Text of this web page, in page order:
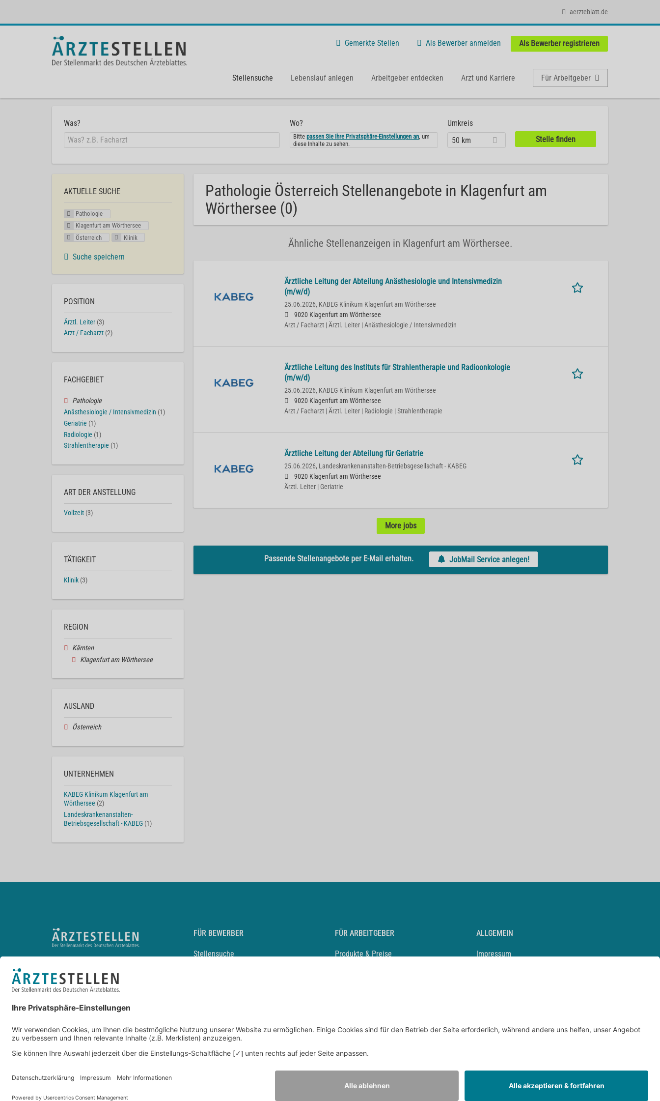
aerzteblatt.de
Gemerkte Stellen Als Bewerber anmelden Als Bewerber registrieren
Stellensuche Lebenslauf anlegen Arbeitgeber entdecken Arzt und Karriere Für Arbeitgeber
Was? Wo?
Bittepassen Sie Ihre Privatsphäre-Einstellungen an, um
diese Inhalte zu sehen.
Umkreis
50 km
Pathologie Österreich Stellenangebote in Klagenfurt am
Wörthersee (0)
Ähnliche Stellenanzeigen in Klagenfurt am Wörthersee.
Ärztliche Leitung der Abteilung Anästhesiologie und Intensivmedizin
(m/w/d)
25.06.2026, KABEG Klinikum Klagenfurt am Wörthersee
9020 Klagenfurt am Wörthersee
Arzt / Facharzt | Ärztl. Leiter | Anästhesiologie / Intensivmedizin
Ärztliche Leitung des Instituts für Strahlentherapie und Radioonkologie
(m/w/d)
25.06.2026, KABEG Klinikum Klagenfurt am Wörthersee
9020 Klagenfurt am Wörthersee
Arzt / Facharzt | Ärztl. Leiter | Radiologie | Strahlentherapie
Ärztliche Leitung der Abteilung für Geriatrie
25.06.2026, Landeskrankenanstalten-Betriebsgesellschaft - KABEG
9020 Klagenfurt am Wörthersee
Ärztl. Leiter | Geriatrie
More jobs
Passende Stellenangebote per E-Mail erhalten. JobMail Service anlegen!
AKTUELLE SUCHE
Pathologie
Klagenfurt am Wörthersee
Österreich
Klinik
Suche speichern
POSITION
Ärztl. Leiter (3)
Arzt / Facharzt (2)
FACHGEBIET
Pathologie
Anästhesiologie / Intensivmedizin (1)
Geriatrie (1)
Radiologie (1)
Strahlentherapie (1)
ART DER ANSTELLUNG
Vollzeit (3)
TÄTIGKEIT
Klinik (3)
REGION
Kärnten
Klagenfurt am Wörthersee
AUSLAND
Österreich
UNTERNEHMEN
KABEG Klinikum Klagenfurt am
Wörthersee (2)
Landeskrankenanstalten-
Betriebsgesellschaft - KABEG (1)
FÜR BEWERBER
Stellensuche
Durchsuchen Sie den Stellenkatalog
FÜR ARBEITGEBER
Produkte & Preise
ALLGEMEIN
Impressum